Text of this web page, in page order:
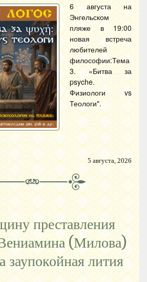
6 августа на
Энгельском
пляже в 19:00
новая встреча
любителей
философии:Тема
3. «Битва за
psyche.
Физиологи vs
Теологи".
5 августа, 2026
преставления
(Милова)
заупокойная лития